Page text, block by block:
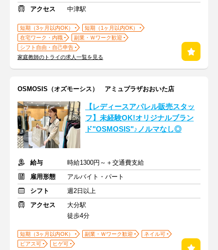
アクセス
中津駅
短期（3ヶ月以内OK）
短期（1ヶ月以内OK）
在宅ワーク・内職
副業・Ｗワーク歓迎
シフト自由・自己申告
家庭教師のトライの求人一覧を見る
OSMOSIS（オズモーシス） アミュプラザおおいた店
【レディースアパレル販売スタッ
フ】未経験OK!オリジナルブラン
ド"OSMOSIS"♪ノルマなし◎
給与
時給1300円～＋交通費支給
雇用形態
アルバイト・パート
シフト
週2日以上
アクセス
大分駅
徒歩4分
短期（3ヶ月以内OK） 副業・Ｗワーク歓迎
ネイル可
ピアス可
ヒゲ可